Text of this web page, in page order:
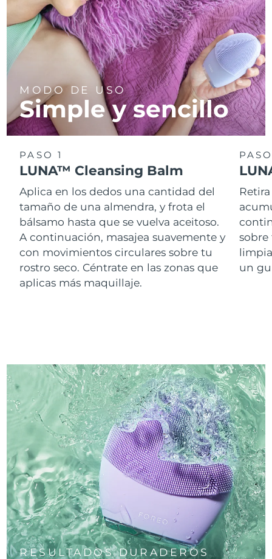
MODO DE USO
Simple y sencillo
PASO 1
LUNA™ Cleansing Balm
Aplica en los dedos una cantidad del
tamaño de una almendra, y frota el
bálsamo hasta que se vuelva aceitoso.
A continuación, masajea suavemente y
con movimientos circulares sobre tu
rostro seco. Céntrate en las zonas que
aplicas más maquillaje.
un
RESULTADOS DURADEROS